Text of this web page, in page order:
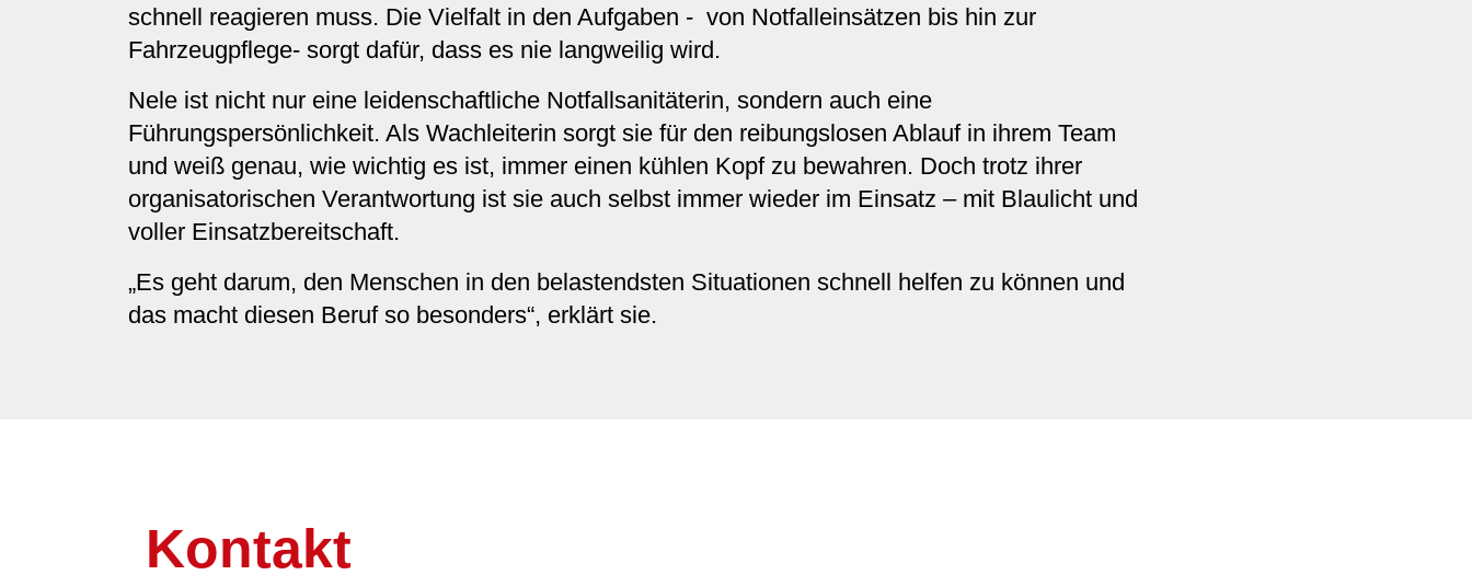
schnell reagieren muss. Die Vielfalt in den Aufgaben - von Notfalleinsätzen bis hin zur
Fahrzeugpflege- sorgt dafür, dass es nie langweilig wird.
Nele ist nicht nur eine leidenschaftliche Notfallsanitäterin, sondern auch eine
Führungspersönlichkeit. Als Wachleiterin sorgt sie für den reibungslosen Ablauf in ihrem Team
und weiß genau, wie wichtig es ist, immer einen kühlen Kopf zu bewahren. Doch trotz ihrer
organisatorischen Verantwortung ist sie auch selbst immer wieder im Einsatz – mit Blaulicht und
voller Einsatzbereitschaft.
„Es geht darum, den Menschen in den belastendsten Situationen schnell helfen zu können und
das macht diesen Beruf so besonders“, erklärt sie.
Kontakt